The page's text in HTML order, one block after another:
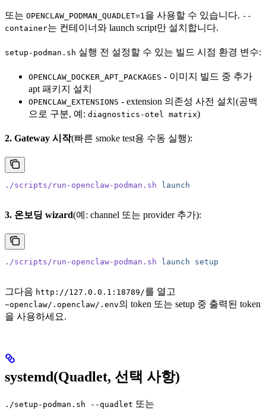
또는 OPENCLAW_PODMAN_QUADLET=1 을 사용할 수 있습니다. --
container는 컨테이너와 launch script만 설치합니다.
setup-podman.sh 실행 전 설정할 수 있는 빌드 시점 환경 변수:
OPENCLAW_DOCKER_APT_PACKAGES - 이미지 빌드 중 추가
apt 패키지 설치
OPENCLAW_EXTENSIONS - extension 의존성 사전 설치(공백
으로 구분, 예: diagnostics-otel matrix)
2. Gateway 시작(빠른 smoke test용 수동 실행):
./scripts/run-openclaw-podman.sh launch
3. 온보딩 wizard(예: channel 또는 provider 추가):
./scripts/run-openclaw-podman.sh launch setup
그다음 http://127.0.0.1:18789/를 열고
~openclaw/.openclaw/.env의 token 또는 setup 중 출력된 token
을 사용하세요.
systemd(Quadlet, 선택 사항)
./setup-podman.sh --quadlet 또는